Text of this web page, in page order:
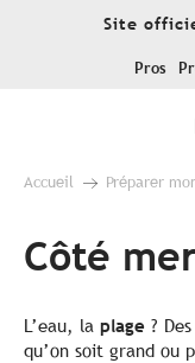
Site
Pros
Accueil Préparer
Côté
L’eau, la plage ?
qu’on soit grand ou